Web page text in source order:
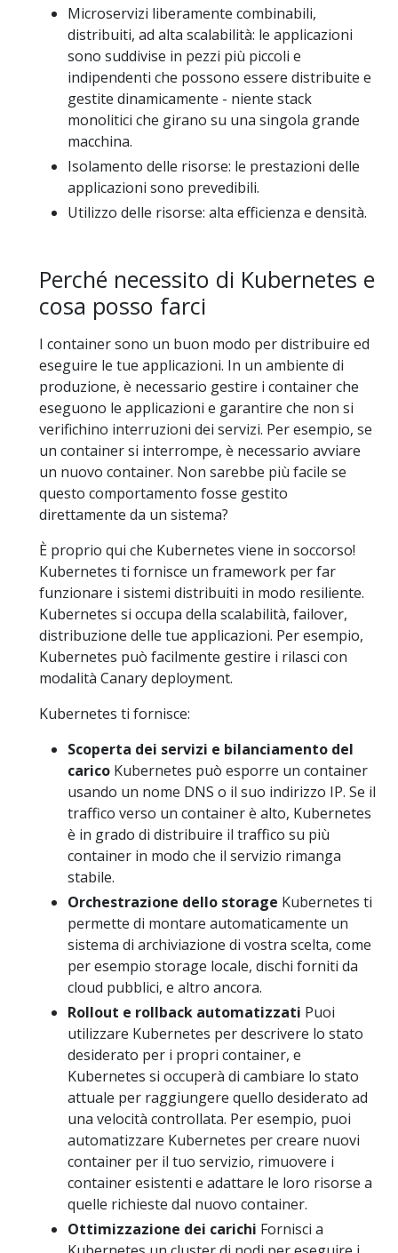
Microservizi liberamente combinabili,
distribuiti, ad alta scalabilità: le applicazioni
sono suddivise in pezzi più piccoli e
indipendenti che possono essere distribuite e
gestite dinamicamente - niente stack
monolitici che girano su una singola grande
macchina.
Isolamento delle risorse: le prestazioni delle
applicazioni sono prevedibili.
Utilizzo delle risorse: alta efficienza e densità.
Perché necessito di Kubernetes e
cosa posso farci
I container sono un buon modo per distribuire ed
eseguire le tue applicazioni. In un ambiente di
produzione, è necessario gestire i container che
eseguono le applicazioni e garantire che non si
verifichino interruzioni dei servizi. Per esempio, se
un container si interrompe, è necessario avviare
un nuovo container. Non sarebbe più facile se
questo comportamento fosse gestito
direttamente da un sistema?
È proprio qui che Kubernetes viene in soccorso!
Kubernetes ti fornisce un framework per far
funzionare i sistemi distribuiti in modo resiliente.
Kubernetes si occupa della scalabilità, failover,
distribuzione delle tue applicazioni. Per esempio,
Kubernetes può facilmente gestire i rilasci con
modalità Canary deployment.
Kubernetes ti fornisce:
Scoperta dei servizi e bilanciamento del
carico Kubernetes può esporre un container
usando un nome DNS o il suo indirizzo IP. Se il
traffico verso un container è alto, Kubernetes
è in grado di distribuire il traffico su più
container in modo che il servizio rimanga
stabile.
Orchestrazione dello storage Kubernetes ti
permette di montare automaticamente un
sistema di archiviazione di vostra scelta, come
per esempio storage locale, dischi forniti da
cloud pubblici, e altro ancora.
Rollout e rollback automatizzati Puoi
utilizzare Kubernetes per descrivere lo stato
desiderato per i propri container, e
Kubernetes si occuperà di cambiare lo stato
attuale per raggiungere quello desiderato ad
una velocità controllata. Per esempio, puoi
automatizzare Kubernetes per creare nuovi
container per il tuo servizio, rimuovere i
container esistenti e adattare le loro risorse a
quelle richieste dal nuovo container.
Ottimizzazione dei carichi Fornisci a